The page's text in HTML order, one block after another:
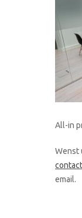
All-in
Wenst
email.